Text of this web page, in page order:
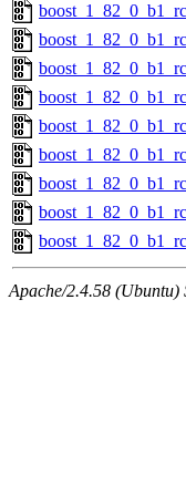
Apache/2.4.58 (Ubuntu)